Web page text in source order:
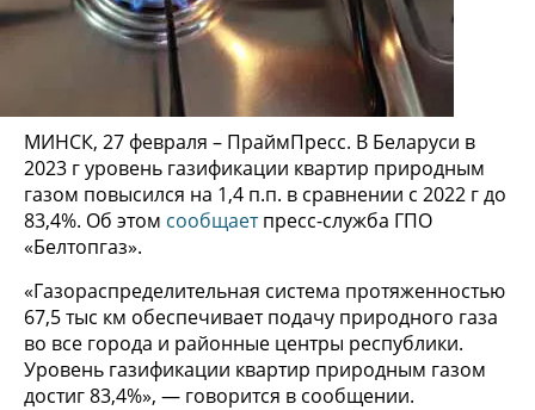
МИНСК, 27 февраля – ПраймПресс. В Беларуси в
2023 г уровень газификации квартир природным
газом повысился на 1,4 п.п. в сравнении с 2022 г до
83,4%. Об этом сообщаетпресс-служба ГПО
«Белтопгаз».
«Газораспределительная система протяженностью
67,5 тыс км обеспечивает подачу природного газа
во все города и районные центры республики.
Уровень газификации квартир природным газом
достиг 83,4%», — говорится в сообщении.